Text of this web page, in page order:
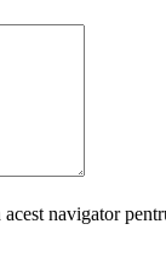
navigator